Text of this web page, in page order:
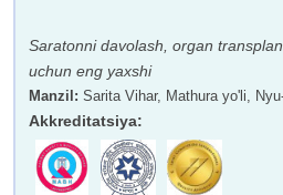
Saratonni davolash, organ
uchun eng yaxshi
Manzil : Sarita Vihar, Mathura yo'li,
Akkreditatsiya: